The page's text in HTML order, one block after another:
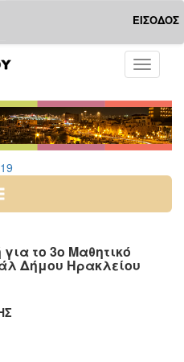
ΕΙΣΟΔΟΣ
Toggle
το 3ο Μαθητικό
Δήμου Ηρακλείου